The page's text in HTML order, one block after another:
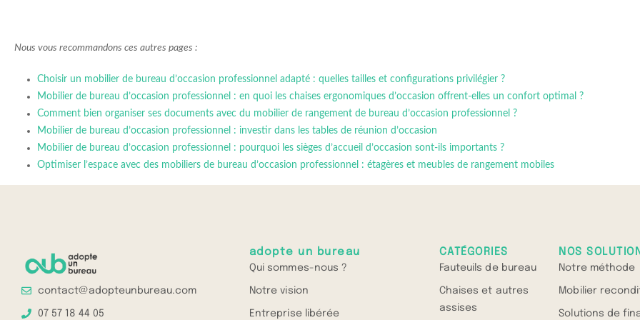
Nous vous recommandons ces autres pages :
Choisir un mobilier de bureau d’occasion professionnel adapté : quelles tailles et configurations privilégier ?
Mobilier de bureau d’occasion professionnel : en quoi les chaises ergonomiques d’occasion offrent-elles un confort optimal ?
Comment bien organiser ses documents avec du mobilier de rangement de bureau d’occasion professionnel ?
Mobilier de bureau d’occasion professionnel : investir dans les tables de réunion d’occasion
Mobilier de bureau d’occasion professionnel : pourquoi les sièges d’accueil d’occasion sont-ils importants ?
Optimiser l’espace avec des mobiliers de bureau d’occasion professionnel : étagères et meubles de rangement mobiles
contact@adopteunbureau.com
07 57 18 44 05
adopte un bureau
Qui sommes-nous ?
Notre vision
Entreprise libérée
CATÉGORIES
Fauteuils de bureau
Chaises et autres
assises
NOS
Notre méthode
Mobilier
Solutions de